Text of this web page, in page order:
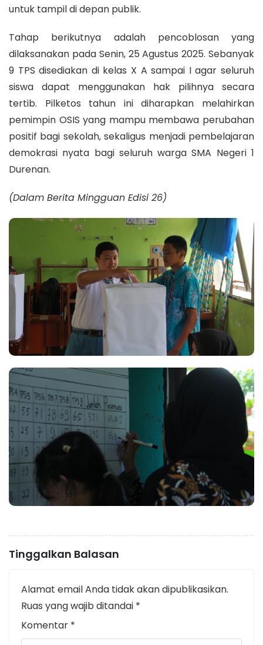
untuk tampil di depan publik.
Tahap berikutnya adalah pencoblosan yang
dilaksanakan pada Senin, 25 Agustus 2025. Sebanyak
9 TPS disediakan di kelas X A sampai I agar seluruh
siswa dapat menggunakan hak pilihnya secara
tertib. Pilketos tahun ini diharapkan melahirkan
pemimpin OSIS yang mampu membawa perubahan
positif bagi sekolah, sekaligus menjadi pembelajaran
demokrasi nyata bagi seluruh warga SMA Negeri 1
Durenan.
(Dalam Berita Mingguan Edisi 26)
Tinggalkan Balasan
Alamat email Anda tidak akan dipublikasikan.
Ruas yang wajib ditandai *
Komentar *